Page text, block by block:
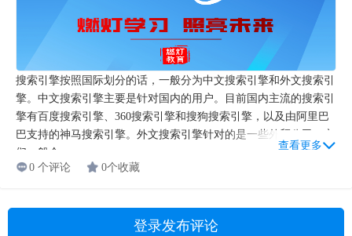
搜索引擎按照国际划分的话，一般分为中文搜索引擎和外文搜索引
擎。中文搜索引擎主要是针对国内的用户。目前国内主流的搜索引
擎有百度搜索引擎、360搜索引擎和搜狗搜索引擎，以及由阿里巴
巴支持的神马搜索引擎。外文搜索引擎针对的是一些外贸公司，它
们一般会...
查看更多
0 个评论
0个收藏
登录发布评论